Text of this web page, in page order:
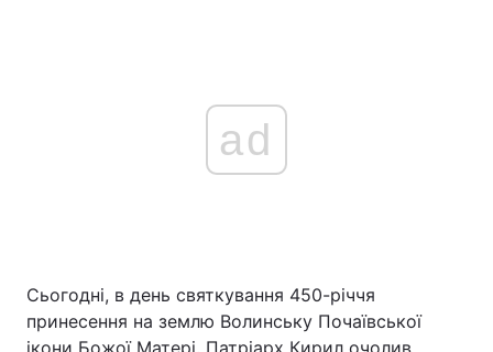
ad
Сьогодні, в день святкування 450-річчя
принесення на землю Волинську Почаївської
ікони Божої Матері, Патріарх Кирил очолив